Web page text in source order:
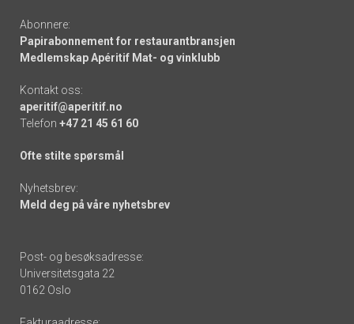
Abonnere:
Papirabonnement for restaurantbransjen
Medlemskap Apéritif Mat- og vinklubb
Kontakt oss:
aperitif@aperitif.no
Telefon +47 21 45 61 60
Ofte stilte spørsmål
Nyhetsbrev:
Meld deg på våre nyhetsbrev
Post- og besøksadresse:
Universitetsgata 22
0162 Oslo